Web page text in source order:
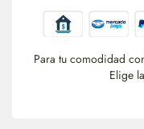
Para tu comodidad
Elige